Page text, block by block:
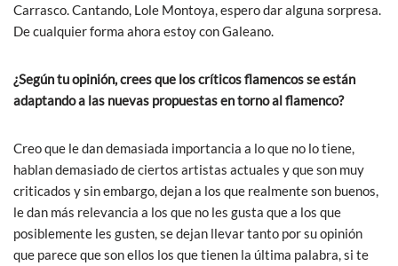
Carrasco. Cantando, Lole Montoya, espero dar alguna sorpresa.
De cualquier forma ahora estoy con Galeano.
¿Según tu opinión, crees que los críticos flamencos se están
adaptando a las nuevas propuestas en torno al flamenco?
Creo que le dan demasiada importancia a lo que no lo tiene,
hablan demasiado de ciertos artistas actuales y que son muy
criticados y sin embargo, dejan a los que realmente son buenos,
le dan más relevancia a los que no les gusta que a los que
posiblemente les gusten, se dejan llevar tanto por su opinión
que parece que son ellos los que tienen la última palabra, si te